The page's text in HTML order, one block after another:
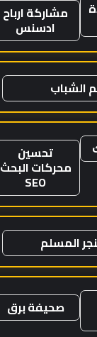
مشاركة ارباح
ادسنس
الشباب
تحسين
محركات البحث
SEO
المسلم
صحيفة برق